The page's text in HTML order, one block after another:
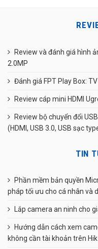
Review và đánh giá hình
2.0MP
Đánh giá FPT Play Box:
Review cáp mini HDMI
Review bộ chuyển đổi
(HDMI, USB 3.0, USB sạc
TIN
Phần mềm bản quyền
pháp tối ưu cho cá nhân và
Lắp camera an ninh cho
Hướng dẫn cách xem
không cần tài khoản trên